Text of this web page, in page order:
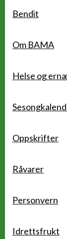
Bendit
Om BAMA
Helse og
Oppskrifter
Råvarer
Personvern
Idrettsfrukt